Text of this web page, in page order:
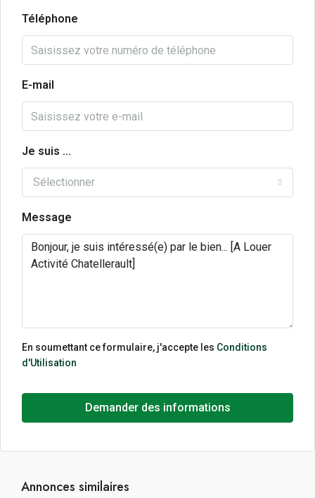
Téléphone
E-mail
Je suis ...
Sélectionner
Message
En soumettant ce formulaire, j'accepte les Conditions
d'Utilisation
Demander des informations
Annonces similaires
76€ m²/an HT HC